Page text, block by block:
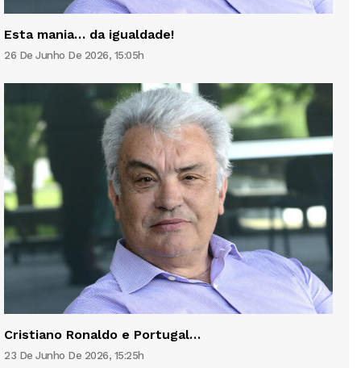
Esta mania… da igualdade!
26 De Junho De 2026, 15:05h
Cristiano Ronaldo e Portugal…
23 De Junho De 2026, 15:25h